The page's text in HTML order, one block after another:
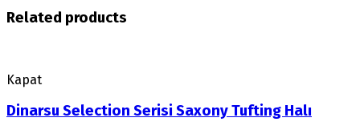
Related products
Kapat
Dinarsu Selection Serisi Saxony Tufting Halı